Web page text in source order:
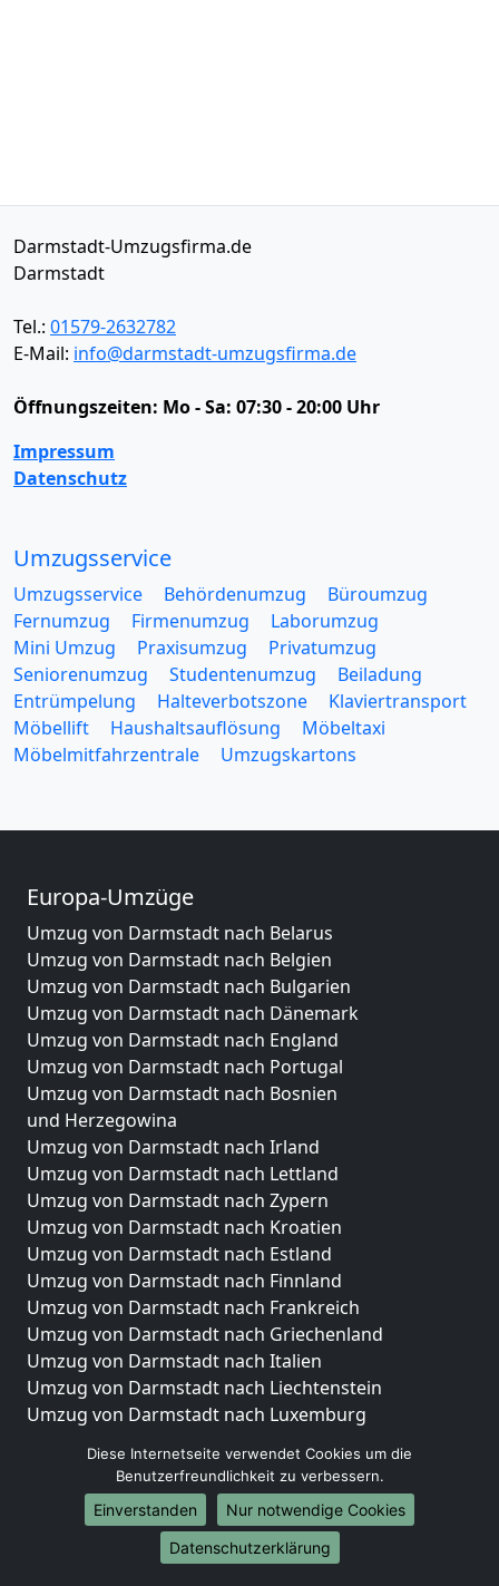
Darmstadt-Umzugsfirma.de
Darmstadt
Tel.: 01579-2632782
E-Mail: info@darmstadt-umzugsfirma.de
Öffnungszeiten: Mo - Sa: 07:30 - 20:00 Uhr
Impressum
Datenschutz
Umzugsservice
Umzugsservice Behördenumzug
Büroumzug
Fernumzug
Firmenumzug
Laborumzug
Mini Umzug
Praxisumzug
Privatumzug
Seniorenumzug
Studentenumzug
Beiladung
Entrümpelung
Halteverbotszone
Klaviertransport
Möbellift
Haushaltsauflösung
Möbeltaxi
Möbelmitfahrzentrale
Umzugskartons
Europa-Umzüge
Umzug von Darmstadt nach Belarus
Umzug von Darmstadt nach Belgien
Umzug von Darmstadt nach Bulgarien
Umzug von Darmstadt nach Dänemark
Umzug von Darmstadt nach England
Umzug von Darmstadt nach Portugal
Umzug von Darmstadt nach Bosnien
und Herzegowina
Umzug von Darmstadt nach Irland
Umzug von Darmstadt nach Lettland
Umzug von Darmstadt nach Zypern
Umzug von Darmstadt nach Kroatien
Umzug von Darmstadt nach Estland
Umzug von Darmstadt nach Finnland
Umzug von Darmstadt nach Frankreich
Umzug von Darmstadt nach Griechenland
Umzug von Darmstadt nach Italien
Umzug von Darmstadt nach Liechtenstein
Umzug von Darmstadt nach Luxemburg
Umzug von Darmstadt nach Norwegen
Umzüge-Deutschlandweit
Umzug von Darmstadt nach Berlin
Diese Internetseite verwendet Cookies um die
Benutzerfreundlichkeit zu verbessern.
Einverstanden
Nur notwendige Cookies
Datenschutzerklärung